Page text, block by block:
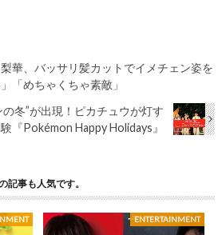
華、バッサリ髪カットでイメチェン姿を
「めちゃくちゃ素敵」
冬”が出現！ピカチュウが灯す
『Pokémon Happy Holidays』
記事も人気です。
ENTERTAINMENT